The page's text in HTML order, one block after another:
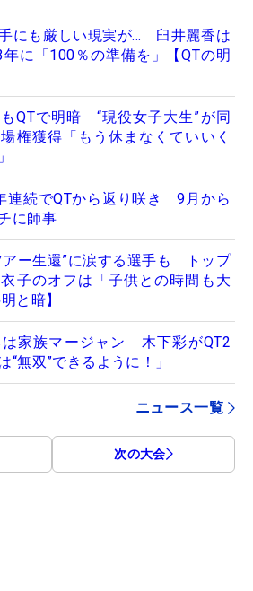
にも厳しい現実が… 臼井麗香は
に「100％の準備を」【QTの明
QTで明暗 “現役女子大生”が同
権獲得「もう休まなくていいく
連続でQTから返り咲き 9月から
に師事
アー生還”に涙する選手も トップ
子のオフは「子供との時間も大
と暗】
は家族マージャン 木下彩がQT2
“無双”できるように！」
ニュース一覧
次の大会